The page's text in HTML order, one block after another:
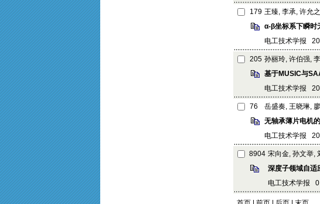
179 王臻, 李承, 许允
α-β坐标系下瞬时
电工技术学报
205 孙丽玲, 许伯强,
基于MUSIC与
电工技术学报
76
岳盛奏, 王晓琳,
无轴承薄片电机
电工技术学报
8904 宋向金, 孙文举,
深度子领域自适
电工技术学报 0